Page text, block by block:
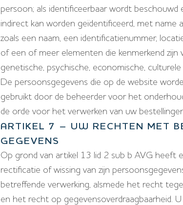
persoon; als identificeerbaar wordt
indirect kan worden geïdentificeerd, met name
zoals een naam, een identificatienummer,
of een of meer elementen die kenmerkend zijn
genetische, psychische, economische,
De persoonsgegevens die op de website
gebruikt door de beheerder voor het
de orde voor het verwerken van uw
ARTIKEL 7 – UW RECHTEN MET
GEGEVENS
Op grond van artikel 13 lid 2 sub b AVG heeft
rectificatie of wissing van zijn
betreffende verwerking, alsmede het recht
en het recht op gegevensoverdraagbaarheid.